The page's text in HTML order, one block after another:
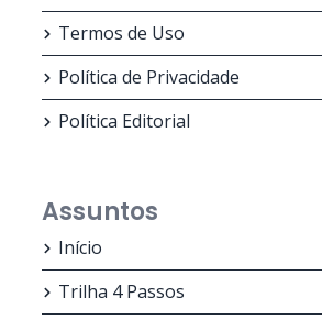
Termos de Uso
Política de Privacidade
Política Editorial
Assuntos
Início
Trilha 4 Passos